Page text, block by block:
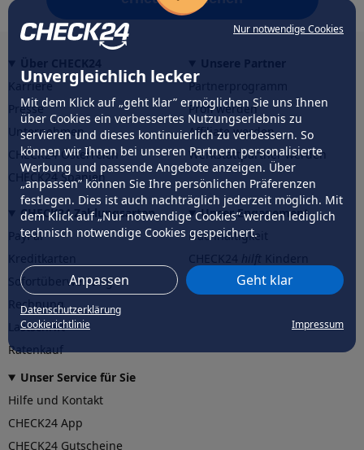
Nur notwendige Cookies
Unvergleichlich lecker
Mit dem Klick auf „geht klar” ermöglichen Sie uns Ihnen
über Cookies ein verbessertes Nutzungserlebnis zu
servieren und dieses kontinuierlich zu verbessern. So
können wir Ihnen bei unseren Partnern personalisierte
Werbung und passende Angebote anzeigen. Über
„anpassen” können Sie Ihre persönlichen Präferenzen
festlegen. Dies ist auch nachträglich jederzeit möglich. Mit
dem Klick auf „Nur notwendige Cookies” werden lediglich
technisch notwendige Cookies gespeichert.
Anpassen Geht klar
Datenschutzerklärung
Cookierichtlinie
Impressum
Karriere
Presse
Unternehmen
CHECK24 Österreich
CHECK24 Spanien
Partnerprogramm
Profi werden
Affiliate werden
Werkstattpartner werden
CHECK24 Zahlungsarten
PayPal
Sofortüberweisung
Rechnung
Lastschrift
Ratenkauf
Unser Engagement
Nachhaltigkeit
CHECK24hilftder Natur
Unser Service für Sie
Hilfe und Kontakt
CHECK24 App
CHECK24 Gutscheine